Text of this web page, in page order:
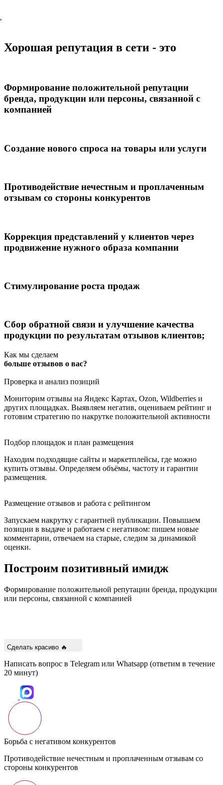
Хорошая репутация в сети - это
Формирование положительной репутации
бренда, продукции или персоны, связанной с
компанией
Создание нового спроса на товары или услуги
Противодействие нечестным и проплаченным
отзывам со стороны конкурентов
Коррекция представлений у клиентов через
продвижение нужного образа компании
Стимулирование роста продаж
Сбор обратной связи и улучшение качества
продукции по результатам отзывов клиентов;
Как мы сделаем
больше отзывов о вас?
Проверка и анализ позиций
Мониторим отзывы на Яндекс Картах, Ozon, Wildberries и
других площадках. Выявляем негатив, оцениваем рейтинг и
готовим стратегию по накрутке положительной активности
Подбор площадок и план размещения
Находим подходящие сайты и маркетплейсы, где можно
купить отзывы. Определяем объёмы, частоту и гарантии
размещения.
Размещение отзывов и работа с рейтингом
Запускаем накрутку с гарантией публикации. Повышаем
позиции в выдаче и работаем с негативом: пишем новые
комментарии, отвечаем на старые, следим за динамикой
оценки.
Построим позитивный имидж
Формирование положительной репутации бренда, продукции
или персоны, связанной с компанией
Сделать красиво 🔥
Написать вопрос в Telegram или Whatsapp (ответим в течение
20 минут)
Борьба с негативом конкурентов
Противодействие нечестным и проплаченным отзывам со
стороны конкурентов